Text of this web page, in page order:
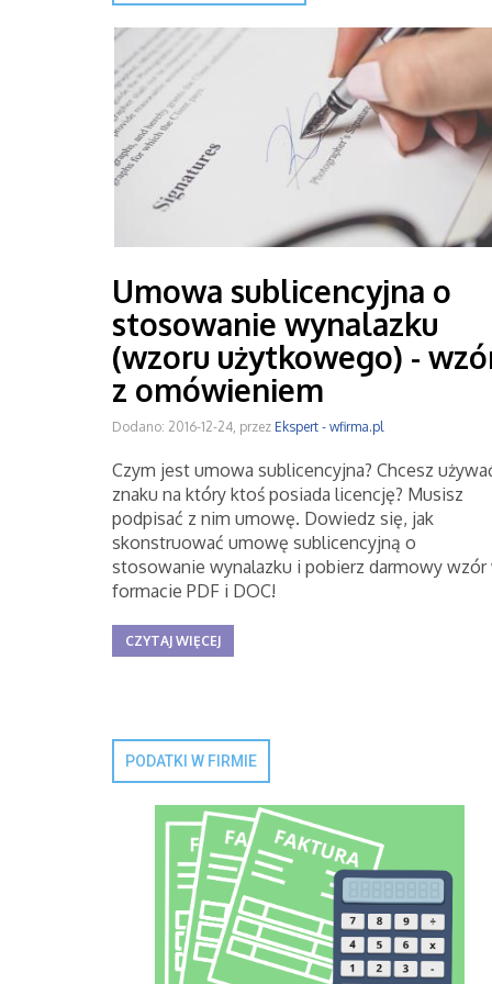
Umowa sublicencyjna o
stosowanie wynalazku
(wzoru użytkowego) -
z omówieniem
Dodano: 2016-12-24, przez Ekspert - wfirma.pl
Czym jest umowa sublicencyjna? Chcesz
znaku na który ktoś posiada licencję? Musisz
podpisać z nim umowę. Dowiedz się, jak
skonstruować umowę sublicencyjną o
stosowanie wynalazku i pobierz darmowy wzór
formacie PDF i DOC!
CZYTAJ WIĘCEJ
PODATKI W FIRMIE